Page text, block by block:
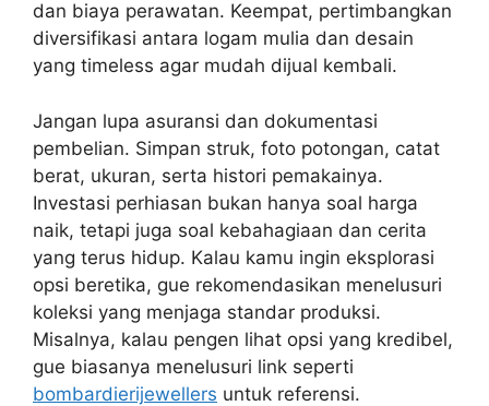
dan biaya perawatan. Keempat, pertimbangkan
diversifikasi antara logam mulia dan desain
yang timeless agar mudah dijual kembali.
Jangan lupa asuransi dan dokumentasi
pembelian. Simpan struk, foto potongan, catat
berat, ukuran, serta histori pemakainya.
Investasi perhiasan bukan hanya soal harga
naik, tetapi juga soal kebahagiaan dan cerita
yang terus hidup. Kalau kamu ingin eksplorasi
opsi beretika, gue rekomendasikan menelusuri
koleksi yang menjaga standar produksi.
Misalnya, kalau pengen lihat opsi yang kredibel,
gue biasanya menelusuri link seperti
bombardierijewellers untuk referensi.